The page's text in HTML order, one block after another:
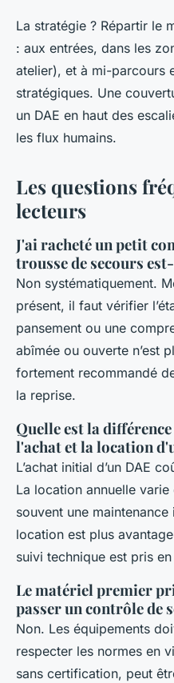
La stratégie ? Répartir le
: aux entrées, dans les
atelier), et à mi-parcours
stratégiques. Une
un DAE en haut des
les flux humains.
Les questions
lecteurs
J'ai racheté un petit
trousse de secours
Non systématiquement.
présent, il faut vérifier
pansement ou une
abîmée ou ouverte n’est
fortement recommandé
la reprise.
Quelle est la
l'achat et la location
L’achat initial d’un DAE
La location annuelle
souvent une
location est plus
suivi technique est pris
Le matériel premier
passer un contrôle de
Non. Les équipements
respecter les normes en
sans certification, peut